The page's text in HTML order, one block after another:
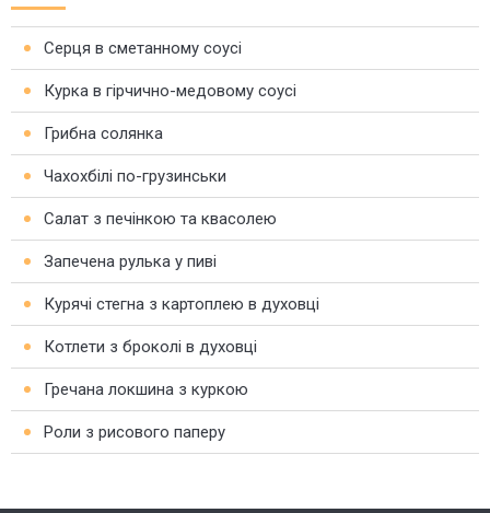
Серця в сметанному соусі
Курка в гірчично-медовому соусі
Грибна солянка
Чахохбілі по-грузинськи
Салат з печінкою та квасолею
Запечена рулька у пиві
Курячі стегна з картоплею в духовці
Котлети з броколі в духовці
Гречана локшина з куркою
Роли з рисового паперу